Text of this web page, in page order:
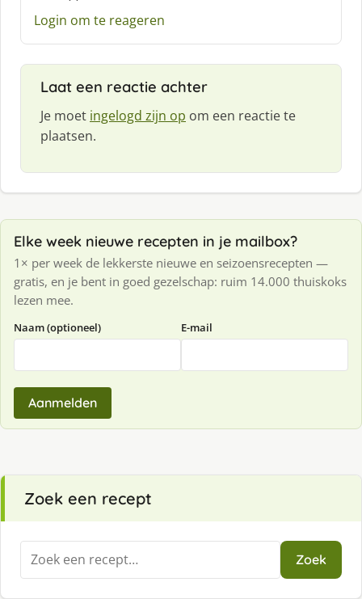
e
:
Login om te reageren
Laat een reactie achter
Je moet ingelogd zijn op om een reactie te
plaatsen.
Elke week nieuwe recepten in je mailbox?
1× per week de lekkerste nieuwe en seizoensrecepten —
gratis, en je bent in goed gezelschap: ruim 14.000 thuiskoks
lezen mee.
Naam (optioneel) E-mail
Aanmelden
Zoek een recept
Zoeken
naar:
Zoek